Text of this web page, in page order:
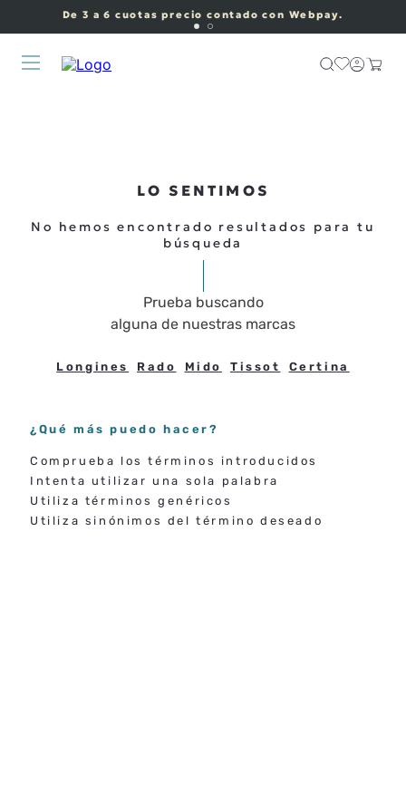
De 3 a 6 cuotas precio contado con Webpay.
LO SENTIMOS
No hemos encontrado resultados para tu
búsqueda
Prueba buscando
alguna de nuestras marcas
Longines Rado Mido Tissot Certina
¿Qué más puedo hacer?
Comprueba los términos introducidos
Intenta utilizar una sola palabra
Utiliza términos genéricos
Utiliza sinónimos del término deseado